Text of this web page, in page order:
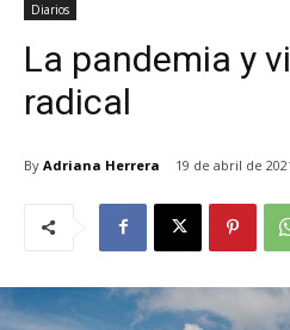
Diarios
La pandemia y
radical
By Adriana Herrera 19 de abril de